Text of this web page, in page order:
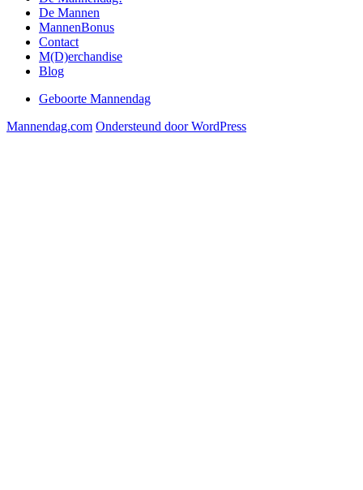
De Mannen
MannenBonus
Contact
M(D)erchandise
Blog
Geboorte Mannendag
Mannendag.com Ondersteund door WordPress